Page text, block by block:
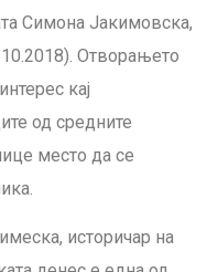
Симона Јакимовска,
Отворањето
кај
од средните
место да се
историчар на